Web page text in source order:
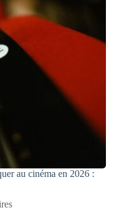
au cinéma en 2026 :